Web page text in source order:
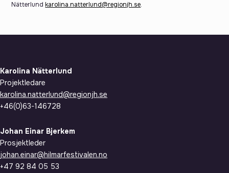
Nätterlundkarolina.natterlund@regionjh.se.
Karolina Nätterlund
Projektledare
karolina.natterlund@regionjh.se
+46(0)63-146728
Johan Einar Bjerkem
Prosjektleder
johan.einar@hilmarfestivalen.no
+47 92 84 05 53